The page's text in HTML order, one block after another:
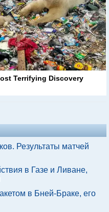
Terrifying Discovery
Результаты матчей
в Газе и Ливане,
в Бней-Браке, его